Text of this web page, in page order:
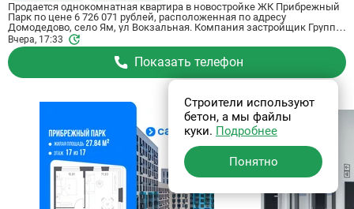
Продается однокомнатная квартира в новостройке ЖК Прибрежный
Парк по цене 6 726 071 рублей, расположенная по адресу
Домодедово, село Ям, ул Вокзальная. Компания застройщик Группа
"Самолет". Квартира сдается в IV квартале 2028 года с черновой
отделкой, в 23 минутах на машине от метро Домодедовская. Общая
площадь квартиры - 36.36 м². Этаж 4 из 17. ID квартиры на СтройкиРУ
801157, сообщите его когда будете звонить.
Вчера, 17:33
Показать телефон
Строители используют
бетон, а мы файлы
куки. Подробнее
Понятно